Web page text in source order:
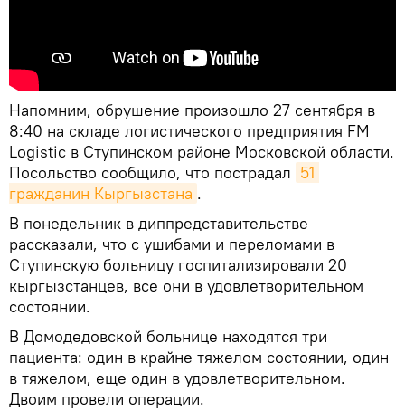
Напомним, обрушение произошло 27 сентября в
8:40 на складе логистического предприятия FM
Logistic в Ступинском районе Московской области.
Посольство сообщило, что пострадал 51
гражданин Кыргызстана .
В понедельник в диппредставительстве
рассказали, что с ушибами и переломами в
Ступинскую больницу госпитализировали 20
кыргызстанцев, все они в удовлетворительном
состоянии.
В Домодедовской больнице находятся три
пациента: один в крайне тяжелом состоянии, один
в тяжелом, еще один в удовлетворительном.
Двоим провели операции.